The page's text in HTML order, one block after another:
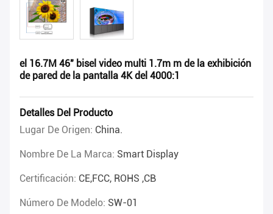
el 16.7M 46" bisel video multi 1.7m m de la exhibición
de pared de la pantalla 4K del 4000:1
Detalles Del Producto
Lugar De Origen: China.
Nombre De La Marca: Smart Display
Certificación: CE,FCC, ROHS ,CB
Número De Modelo: SW-01